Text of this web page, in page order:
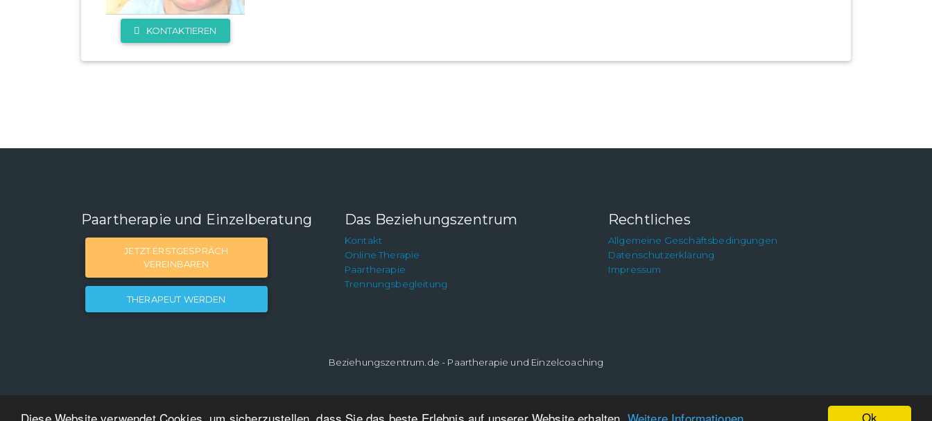
Ok
Diese Website verwendet Cookies, um sicherzustellen, dass Sie das beste Erlebnis auf unserer Website erhalten. Weitere Informationen
KONTAKTIEREN
Paartherapie und Einzelberatung
JETZT ERSTGESPRÄCH
VEREINBAREN
THERAPEUT WERDEN
Das Beziehungszentrum
Kontakt
Online Therapie
Paartherapie
Trennungsbegleitung
Rechtliches
Allgemeine Geschäftsbedingungen
Datenschutzerklärung
Impressum
Beziehungszentrum.de - Paartherapie und Einzelcoaching